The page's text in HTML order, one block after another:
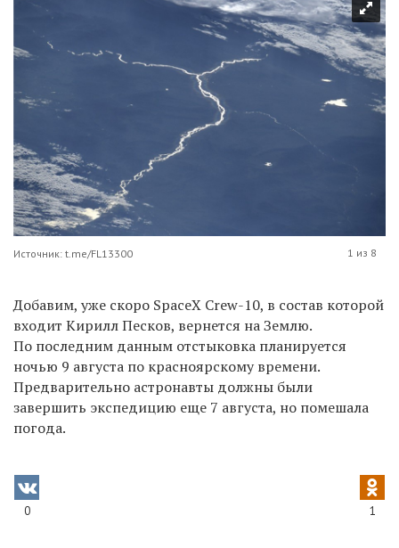
Источник: t.me/FL13300 1 из 8
Добавим, уже скоро SpaceX Crew-10, в состав которой
входит Кирилл Песков, вернется на Землю.
По последним данным отстыковка планируется
ночью 9 августа по красноярскому времени.
Предварительно астронавты должны были
завершить экспедицию еще 7 августа, но помешала
погода.
0 1